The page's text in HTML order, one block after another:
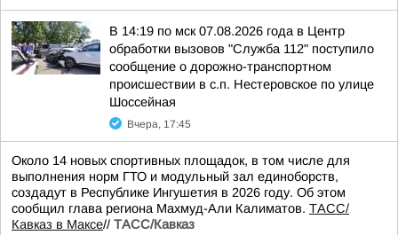
В 14:19 по мск 07.08.2026 года в Центр
обработки вызовов "Служба 112" поступило
сообщение о дорожно-транспортном
происшествии в с.п. Нестеровское по улице
Шоссейная
Вчера, 17:45
Около 14 новых спортивных площадок, в том числе для
выполнения норм ГТО и модульный зал единоборств,
создадут в Республике Ингушетия в 2026 году. Об этом
сообщил глава региона Махмуд-Али Калиматов. ТАСС/
Кавказ в Максе// ТАСС/Кавказ